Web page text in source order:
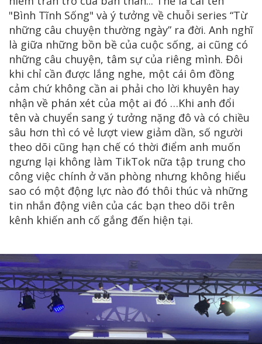
"Bình Tĩnh Sống" và ý tưởng về chuỗi series “Từ
những câu chuyện thường ngày” ra đời. Anh nghĩ
là giữa những bồn bề của cuộc sống, ai cũng có
những câu chuyện, tâm sự của riêng mình. Đôi
khi chỉ cần được lắng nghe, một cái ôm đồng
cảm chứ không cần ai phải cho lời khuyên hay
nhận về phán xét của một ai đó …Khi anh đổi
tên và chuyển sang ý tưởng nặng đô và có chiều
sâu hơn thì có vẻ lượt view giảm dần, số người
theo dõi cũng hạn chế có thời điểm anh muốn
ngưng lại không làm TikTok nữa tập trung cho
công việc chính ở văn phòng nhưng không hiểu
sao có một động lực nào đó thôi thúc và những
tin nhắn động viên của các bạn theo dõi trên
kênh khiến anh cố gắng đến hiện tại.